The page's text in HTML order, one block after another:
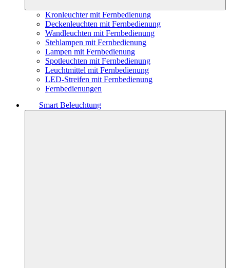
Kronleuchter mit Fernbedienung
Deckenleuchten mit Fernbedienung
Wandleuchten mit Fernbedienung
Stehlampen mit Fernbedienung
Lampen mit Fernbedienung
Spotleuchten mit Fernbedienung
Leuchtmittel mit Fernbedienung
LED-Streifen mit Fernbedienung
Fernbedienungen
Smart Beleuchtung